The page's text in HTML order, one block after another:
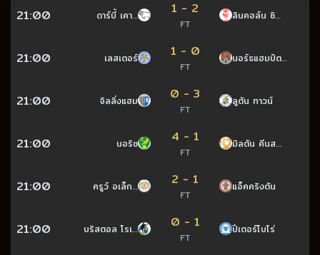
21:00 ดาร์บี้ เคา… 1 - 2
FT
ลินคอล์น ซิ…
21:00 เลสเตอร์ 1 - 0
FT
นอร์ธแฮมป์ต…
21:00 จิลลิ่งแฮม 0 - 3
FT
ลูตัน ทาวน์
21:00 นอริช 4 - 1
FT
มิลตัน คีนส…
21:00 ครูว์ อเล็ก… 2 - 1
FT
แอ็คคริงตัน
21:00 บริสตอล โรเ… 0 - 1
FT
ปีเตอร์โบโร่